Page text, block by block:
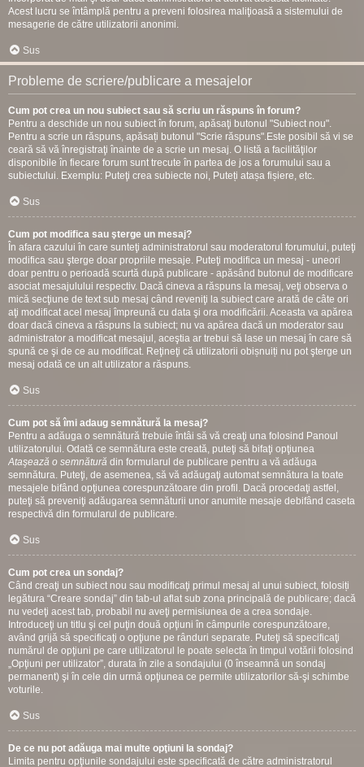
Acest lucru se întâmplă pentru a preveni folosirea maliţioasă a sistemului de
mesagerie de către utilizatorii anonimi.
Sus
Probleme de scriere/publicare a mesajelor
Cum pot crea un nou subiect sau să scriu un răspuns în forum?
Pentru a deschide un nou subiect în forum, apăsaţi butonul "Subiect nou".
Pentru a scrie un răspuns, apăsați butonul "Scrie răspuns".Este posibil să vi se
ceară să vă înregistraţi înainte de a scrie un mesaj. O listă a facilităţilor
disponibile în fiecare forum sunt trecute în partea de jos a forumului sau a
subiectului. Exemplu: Puteţi crea subiecte noi, Puteți atașa fișiere, etc.
Sus
Cum pot modifica sau şterge un mesaj?
În afara cazului în care sunteţi administratorul sau moderatorul forumului, puteţi
modifica sau şterge doar propriile mesaje. Puteţi modifica un mesaj - uneori
doar pentru o perioadă scurtă după publicare - apăsând butonul de modificare
asociat mesajulului respectiv. Dacă cineva a răspuns la mesaj, veţi observa o
mică secţiune de text sub mesaj când reveniţi la subiect care arată de câte ori
aţi modificat acel mesaj împreună cu data şi ora modificării. Aceasta va apărea
doar dacă cineva a răspuns la subiect; nu va apărea dacă un moderator sau
administrator a modificat mesajul, aceştia ar trebui să lase un mesaj în care să
spună ce şi de ce au modificat. Reţineţi că utilizatorii obișnuiți nu pot şterge un
mesaj odată ce un alt utilizator a răspuns.
Sus
Cum pot să îmi adaug semnătură la mesaj?
Pentru a adăuga o semnătură trebuie întâi să vă creaţi una folosind Panoul
utilizatorului. Odată ce semnătura este creată, puteţi să bifaţi opţiunea
Ataşează o semnătură din formularul de publicare pentru a vă adăuga
semnătura. Puteţi, de asemenea, să vă adăugaţi automat semnătura la toate
mesajele bifând opţiunea corespunzătoare din profil. Dacă procedaţi astfel,
puteţi să preveniţi adăugarea semnăturii unor anumite mesaje debifând caseta
respectivă din formularul de publicare.
Sus
Cum pot crea un sondaj?
Când creaţi un subiect nou sau modificaţi primul mesaj al unui subiect, folosiți
legătura “Creare sondaj” din tab-ul aflat sub zona principală de publicare; dacă
nu vedeţi acest tab, probabil nu aveţi permisiunea de a crea sondaje.
Introduceţi un titlu şi cel puţin două opţiuni în câmpurile corespunzătoare,
având grijă să specificaţi o opţiune pe rânduri separate. Puteţi să specificaţi
numărul de opţiuni pe care utilizatorul le poate selecta în timpul votării folosind
„Opţiuni per utilizator”, durata în zile a sondajului (0 înseamnă un sondaj
permanent) şi în cele din urmă opţiunea ce permite utilizatorilor să-şi schimbe
voturile.
Sus
De ce nu pot adăuga mai multe opţiuni la sondaj?
Limita pentru opţiunile sondajului este specificată de către administratorul